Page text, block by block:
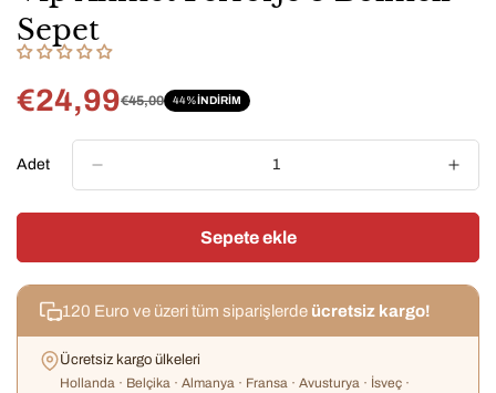
Sepet
Satış
€24,99
Normal
€45,00 44%INDIRIM
Adet
Sepete ekle
120 Euro ve üzeri tüm siparişlerde ücretsiz kargo!
Ücretsiz kargo ülkeleri
Hollanda · Belçika · Almanya · Fransa · Avusturya · İsveç ·